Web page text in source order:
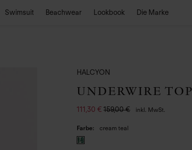
Swimsuit Beachwear Lookbook Die Marke
HALCYON
UNDERWIRE TOP
111,30 € 159,00 € inkl. MwSt.
Farbe cream teal